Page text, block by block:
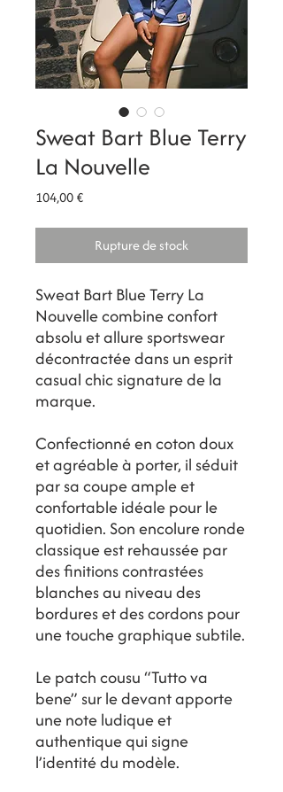
Sweat Bart Blue Terry
La Nouvelle
104,00 €Prix
Rupture de stock
Sweat Bart Blue Terry La
Nouvelle combine confort
absolu et allure sportswear
décontractée dans un esprit
casual chic signature de la
marque.
Confectionné en coton doux
et agréable à porter, il séduit
par sa coupe ample et
confortable idéale pour le
quotidien. Son encolure ronde
classique est rehaussée par
des finitions contrastées
blanches au niveau des
bordures et des cordons pour
une touche graphique subtile.
Le patch cousu “Tutto va
bene” sur le devant apporte
une note ludique et
authentique qui signe
l’identité du modèle.